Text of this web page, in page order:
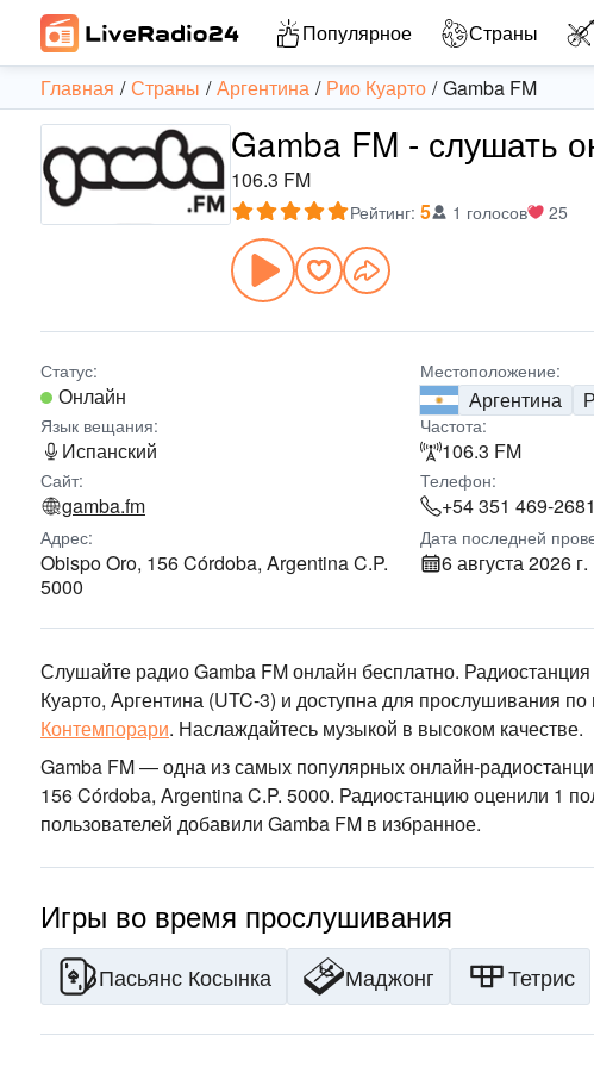
Популярное Страны
Главная Страны Аргентина Рио Куарто Gamba FM
Gamba FM - слушать
106.3 FM
Рейтинг: 5 1 голосов 25
Статус:
Онлайн
Местоположение:
Аргентина
Язык вещания:
Испанский
Частота:
106.3 FM
Сайт:
gamba.fm
Телефон:
+54 351 469-2681
Адрес:
Obispo Oro, 156 Córdoba, Argentina C.P.
5000
Дата последней
6 августа 2026
Слушайте радио Gamba FM онлайн бесплатно.
Куарто, Аргентина (UTC-3) и доступна для прослушивания
Контемпорари. Наслаждайтесь музыкой в высоком качестве.
Gamba FM — одна из самых популярных онлайн-
156 Córdoba, Argentina C.P. 5000. Радиостанцию оценили 1
пользователей добавили Gamba FM в избранное.
Игры во время прослушивания
Пасьянс Косынка Маджонг Тетрис